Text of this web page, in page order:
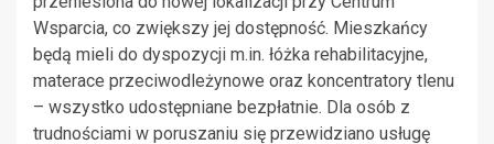
Wsparcia, co zwiększy jej dostępność. Mieszkańcy
będą mieli do dyspozycji m.in. łóżka rehabilitacyjne,
materace przeciwodleżynowe oraz koncentratory tlenu
– wszystko udostępniane bezpłatnie. Dla osób z
trudnościami w poruszaniu się przewidziano usługę